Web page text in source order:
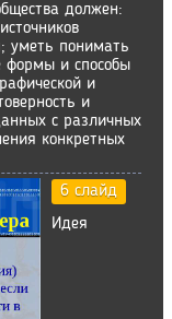
должен:
уметь понимать
формы и способы
и
и
с различных
конкретных
6 слайд
Идея